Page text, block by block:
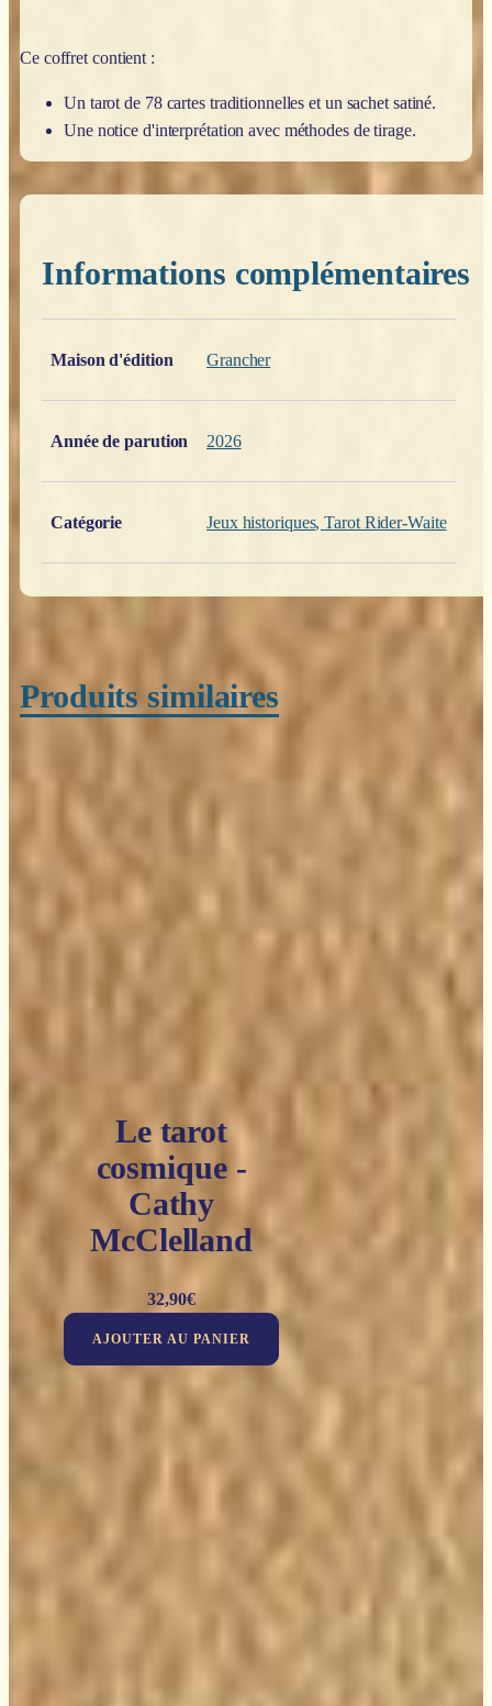
Ce coffret contient :
Un tarot de 78 cartes traditionnelles et un sachet satiné.
Une notice d'interprétation avec méthodes de tirage.
Informations complémentaires
Maison d'édition
Grancher
Année de parution 2026
Catégorie Jeux historiques,Tarot Rider-Waite
Produits similaires
Le tarot
cosmique -
Cathy
McClelland
32,90€
AJOUTER AU PANIER